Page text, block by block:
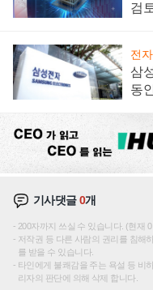
검
전
삼
동
기사댓글0개
200자까지 쓰실 수 있습니다. (현재 0
저작권 등 다른 사람의 권리를 침해
를 받을 수 있습니다.
타인에게 불쾌감을 주는 욕설 등 비
리자의 판단에 의해 삭제 합니다.